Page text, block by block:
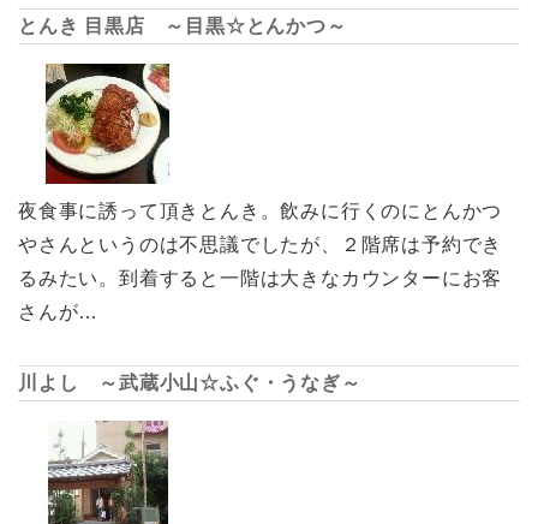
とんき 目黒店 ～目黒☆とんかつ～
夜食事に誘って頂きとんき。飲みに行くのにとんかつ
やさんというのは不思議でしたが、２階席は予約でき
るみたい。到着すると一階は大きなカウンターにお客
さんが…
川よし ～武蔵小山☆ふぐ・うなぎ～